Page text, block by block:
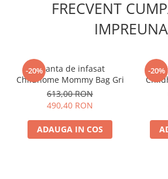
FRECVENT
IMPREUNA
-20%Geanta de infasat
Childhome Mommy Bag Gri
613,00 RON
490,40 RON
ADAUGA IN COS
-20%